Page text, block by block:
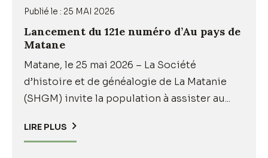
Publié le : 25 MAI 2026
Lancement du 121e numéro d’Au pays de
Matane
Matane, le 25 mai 2026 – La Société
d’histoire et de généalogie de La Matanie
(SHGM) invite la population à assister au...
LIRE PLUS